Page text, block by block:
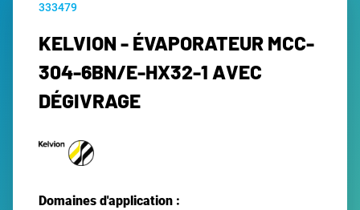
333479
KELVION - ÉVAPORATEUR MCC-
304-6BN/E-HX32-1 AVEC
DÉGIVRAGE
Domaines d'application :